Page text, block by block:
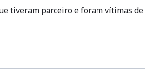
tiveram parceiro e foram vítimas